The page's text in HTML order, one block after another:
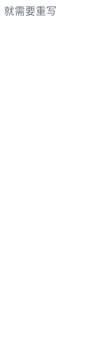
需要重写